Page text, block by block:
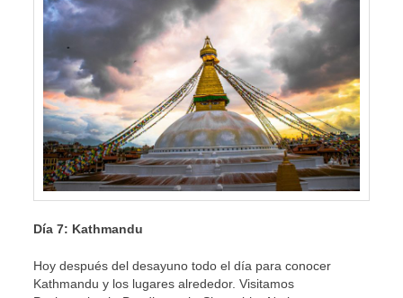
Día 7: Kathmandu
Hoy después del desayuno todo el día para conocer
Kathmandu y los lugares alrededor. Visitamos